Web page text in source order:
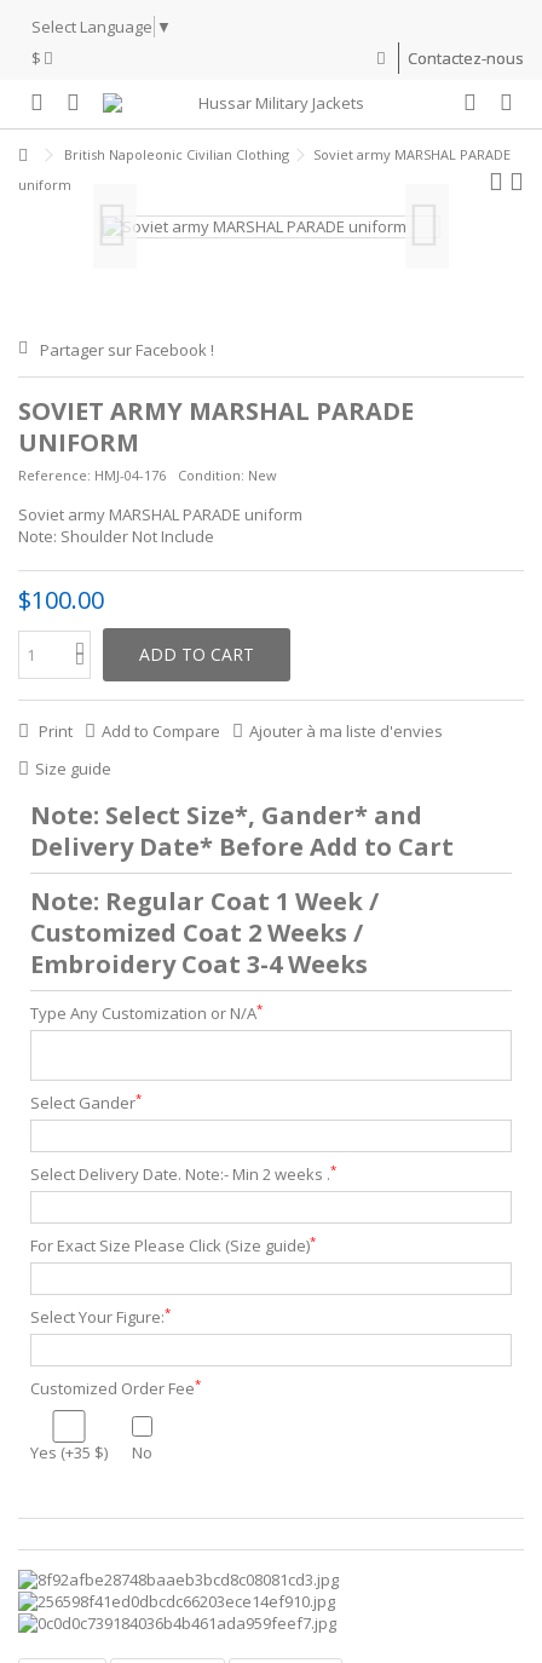
Select Language ▼
$
Contactez-nous
British Napoleonic Civilian Clothing
Soviet army MARSHAL PARADE
uniform
Partager sur Facebook !
SOVIET ARMY MARSHAL PARADE
UNIFORM
Reference: HMJ-04-176 Condition: New
Soviet army MARSHAL PARADE uniform
Note: Shoulder Not Include
$100.00
ADD TO CART
Print Add to Compare
Ajouter à ma liste d'envies
Size guide
Note: Select Size*, Gander* and
Delivery Date* Before Add to Cart
Note: Regular Coat 1 Week /
Customized Coat 2 Weeks /
Embroidery Coat 3-4 Weeks
Type Any Customization or N/A*
Select Gander*
Select Delivery Date. Note:- Min 2 weeks .*
For Exact Size Please Click (Size guide)*
Select Your Figure:*
Customized Order Fee*
Yes (+35 $) No